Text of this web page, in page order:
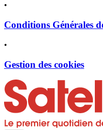
•
Conditions Générales
•
Gestion des cookies